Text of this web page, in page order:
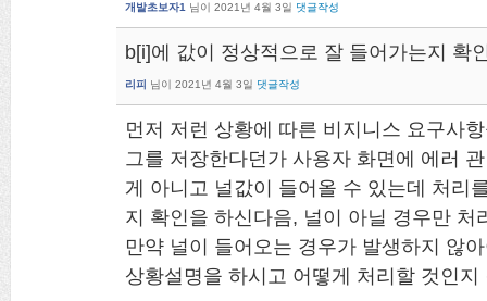
개발초보자1 님이 2021년 4월 3일 댓글작성
b[i]에 값이 정상적으로 잘 들어가는지 확
리피 님이 2021년 4월 3일 댓글작성
먼저 저런 상황에 따른 비지니스 요구사
그를 저장한다던가 사용자 화면에 에러
게 아니고 널값이 들어올 수 있는데 처리
지 확인을 하신다음, 널이 아닐 경우만 처
만약 널이 들어오는 경우가 발생하지 않
상황설명을 하시고 어떻게 처리할 것인